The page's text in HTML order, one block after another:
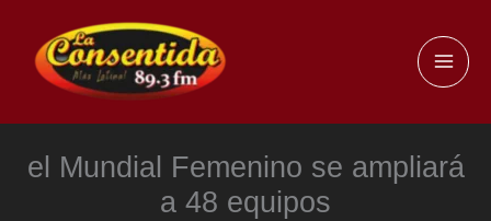
contenido
el Mundial Femenino se ampliará
a 48 equipos